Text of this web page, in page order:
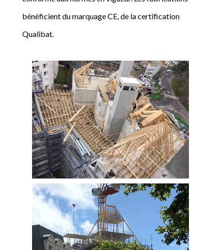
bénéficient du marquage CE, de la certification
Qualibat.